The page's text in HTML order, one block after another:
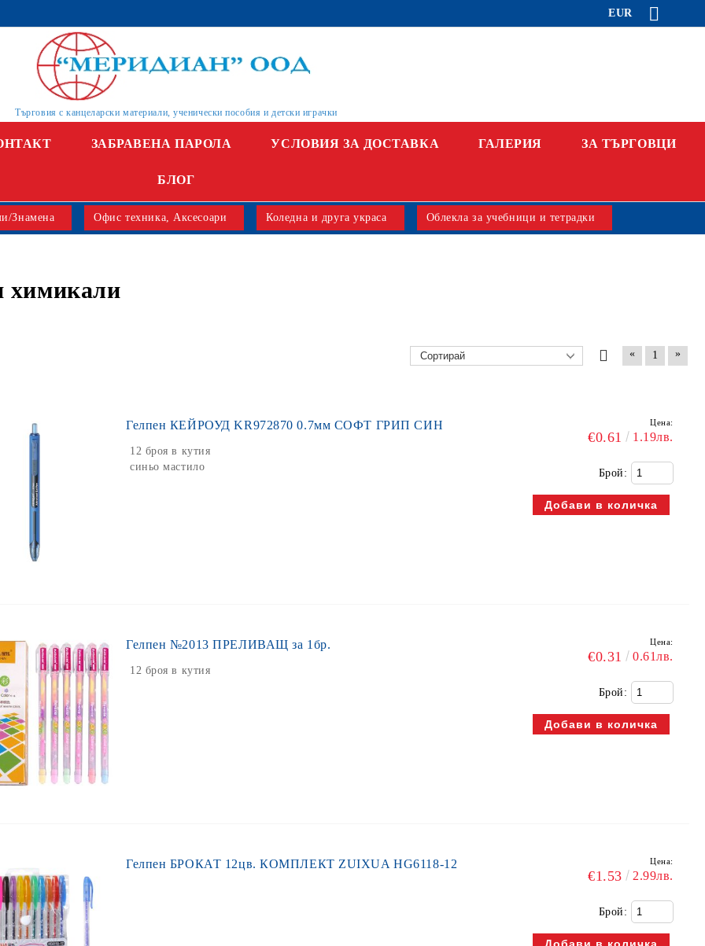
EUR
Търговия с канцеларски материали, ученически пособия и детски играчки
ЗАБРАВЕНА ПАРОЛА УСЛОВИЯ ЗА ДОСТАВКА ГАЛЕРИЯ ЗА ТЪРГОВЦИ
БЛОГ
Знамена Офис техника, Аксесоари Коледна и друга украса Облекла за учебници и тетрадки
химикали
« 1 »
Гелпен КЕЙРОУД KR972870 0.7мм СОФТ ГРИП СИН
12 броя в кутия
синьо мастило
Цена:
€0.61 1.19лв.
Брой:
Гелпен №2013 ПРЕЛИВАЩ за 1бр.
12 броя в кутия
Цена:
€0.31 0.61лв.
Брой:
Гелпен БРОКАТ 12цв. КОМПЛЕКТ ZUIXUA HG6118-12 Цена:
€1.53 2.99лв.
Брой: